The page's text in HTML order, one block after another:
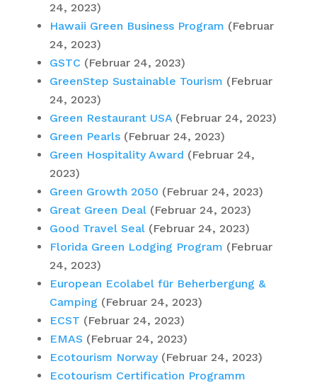
24, 2023)
Hawaii Green Business Program (Februar
24, 2023)
GSTC (Februar 24, 2023)
GreenStep Sustainable Tourism (Februar
24, 2023)
Green Restaurant USA (Februar 24, 2023)
Green Pearls (Februar 24, 2023)
Green Hospitality Award (Februar 24,
2023)
Green Growth 2050 (Februar 24, 2023)
Great Green Deal (Februar 24, 2023)
Good Travel Seal (Februar 24, 2023)
Florida Green Lodging Program (Februar
24, 2023)
European Ecolabel für Beherbergung &
Camping (Februar 24, 2023)
ECST (Februar 24, 2023)
EMAS (Februar 24, 2023)
Ecotourism Norway (Februar 24, 2023)
Ecotourism Certification Programm